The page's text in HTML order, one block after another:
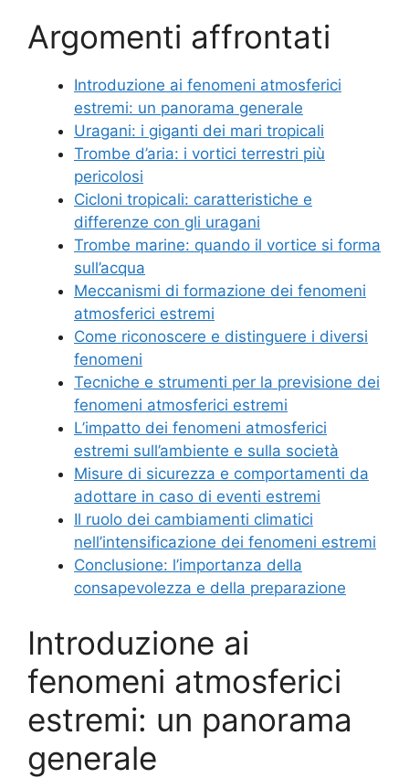
Argomenti affrontati
Introduzione ai fenomeni atmosferici
estremi: un panorama generale
Uragani: i giganti dei mari tropicali
Trombe d’aria: i vortici terrestri più
pericolosi
Cicloni tropicali: caratteristiche e
differenze con gli uragani
Trombe marine: quando il vortice si forma
sull’acqua
Meccanismi di formazione dei fenomeni
atmosferici estremi
Come riconoscere e distinguere i diversi
fenomeni
Tecniche e strumenti per la previsione dei
fenomeni atmosferici estremi
L’impatto dei fenomeni atmosferici
estremi sull’ambiente e sulla società
Misure di sicurezza e comportamenti da
adottare in caso di eventi estremi
Il ruolo dei cambiamenti climatici
nell’intensificazione dei fenomeni estremi
Conclusione: l’importanza della
consapevolezza e della preparazione
Introduzione ai
fenomeni atmosferici
estremi: un panorama
generale